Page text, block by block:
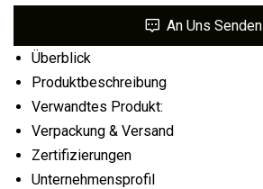
An Uns Senden
Überblick
Produktbeschreibung
Verwandtes Produkt:
Verpackung & Versand
Zertifizierungen
Unternehmensprofil